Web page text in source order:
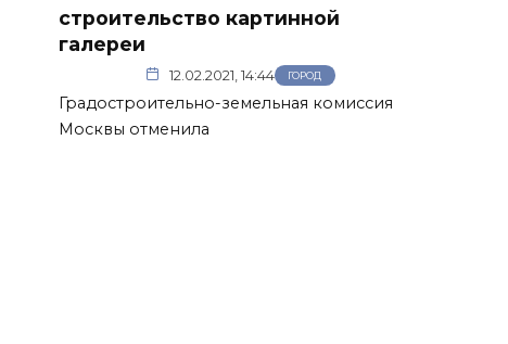
строительство картинной
галереи
12.02.2021, 14:44 ГОРОД
Градостроительно-земельная комиссия
Москвы отменила